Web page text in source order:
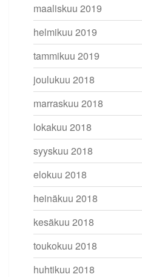
maaliskuu 2019
helmikuu 2019
tammikuu 2019
joulukuu 2018
marraskuu 2018
lokakuu 2018
syyskuu 2018
elokuu 2018
heinäkuu 2018
kesäkuu 2018
toukokuu 2018
huhtikuu 2018